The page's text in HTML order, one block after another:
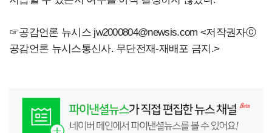
☞공감언론 뉴시스 jw2000804@newsis.com <저작권자ⓒ
공감언론 뉴시스통신사. 무단전재-재배포 금지.>